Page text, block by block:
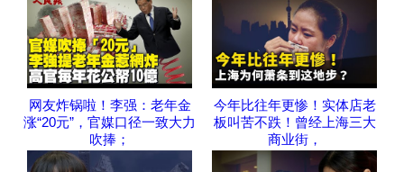
网友炸锅啦！李强：老年金
涨“20元”，官媒口径一致大力
吹捧；
今年比往年更惨！实体店老
板叫苦不跌！曾经上海三大
商业街，